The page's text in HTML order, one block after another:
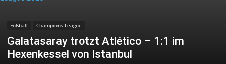
Fußball Champions League
Galatasaray trotzt Atlético – 1:1 im
Hexenkessel von Istanbul